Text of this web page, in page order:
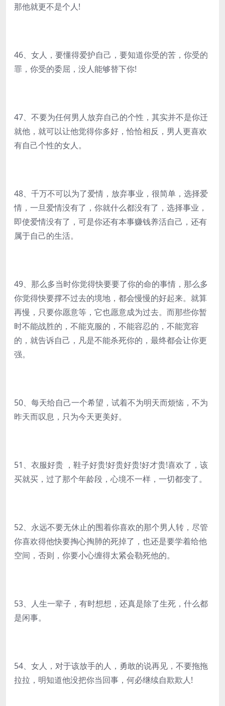
那他就更不是个人!
46、女人，要懂得爱护自己，要知道你受的苦，你受的
罪，你受的委屈，没人能够替下你!
47、不要为任何男人放弃自己的个性，其实并不是你迁
就他，就可以让他觉得你多好，恰恰相反，男人更喜欢
有自己个性的女人。
48、千万不可以为了爱情，放弃事业，很简单，选择爱
情，一旦爱情没有了，你就什么都没有了，选择事业，
即使爱情没有了，可是你还有本事赚钱养活自己，还有
属于自己的生活。
49、那么多当时你觉得快要要了你的命的事情，那么多
你觉得快要撑不过去的境地，都会慢慢的好起来。就算
再慢，只要你愿意等，它也愿意成为过去。而那些你暂
时不能战胜的，不能克服的，不能容忍的，不能宽容
的，就告诉自己，凡是不能杀死你的，最终都会让你更
强。
50、每天给自己一个希望，试着不为明天而烦恼，不为
昨天而叹息，只为今天更美好。
51、衣服好贵 ，鞋子好贵!好贵好贵!好才贵!喜欢了，该
买就买，过了那个年龄段，心境不一样，一切都变了。
52、永远不要无休止的围着你喜欢的那个男人转，尽管
你喜欢得他快要掏心掏肺的死掉了，也还是要学着给他
空间，否则，你要小心缠得太紧会勒死他的。
53、人生一辈子，有时想想，还真是除了生死，什么都
是闲事。
54、女人，对于该放手的人，勇敢的说再见，不要拖拖
拉拉，明知道他没把你当回事，何必继续自欺欺人!